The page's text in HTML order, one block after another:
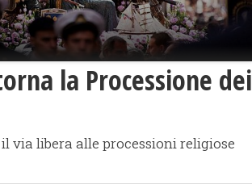
la Processione dei
via libera alle processioni religiose